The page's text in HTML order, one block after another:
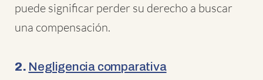
puede significar perder su derecho a buscar
una compensación.
2. Negligencia comparativa